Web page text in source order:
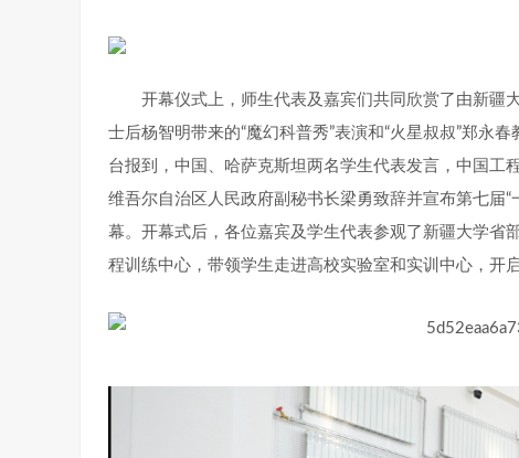
开幕仪式上，师生代表及嘉宾们共同欣赏了由新疆
士后杨智明带来的“魔幻科普秀”表演和“火星叔叔”郑永
台报到，中国、哈萨克斯坦两名学生代表发言，中国工
维吾尔自治区人民政府副秘书长梁勇致辞并宣布第七届
幕。开幕式后，各位嘉宾及学生代表参观了新疆大学省
程训练中心，带领学生走进高校实验室和实训中心，开